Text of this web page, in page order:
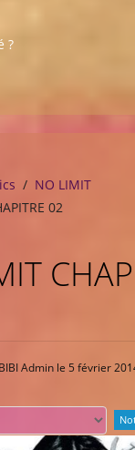
?
NO LIMIT
02
Admin le 5 février